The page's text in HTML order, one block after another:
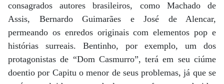
consagrados autores brasileiros, como Machado de
Assis, Bernardo Guimarães e José de Alencar,
permeando os enredos originais com elementos pop e
histórias surreais. Bentinho, por exemplo, um dos
protagonistas de “Dom Casmurro”, terá em seu ciúme
doentio por Capitu o menor de seus problemas, já que se